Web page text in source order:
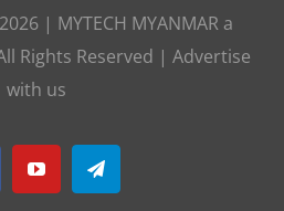
2026 | MYTECH MYANMAR a
Rights Reserved | Advertise
with us
YouTubeTelegram